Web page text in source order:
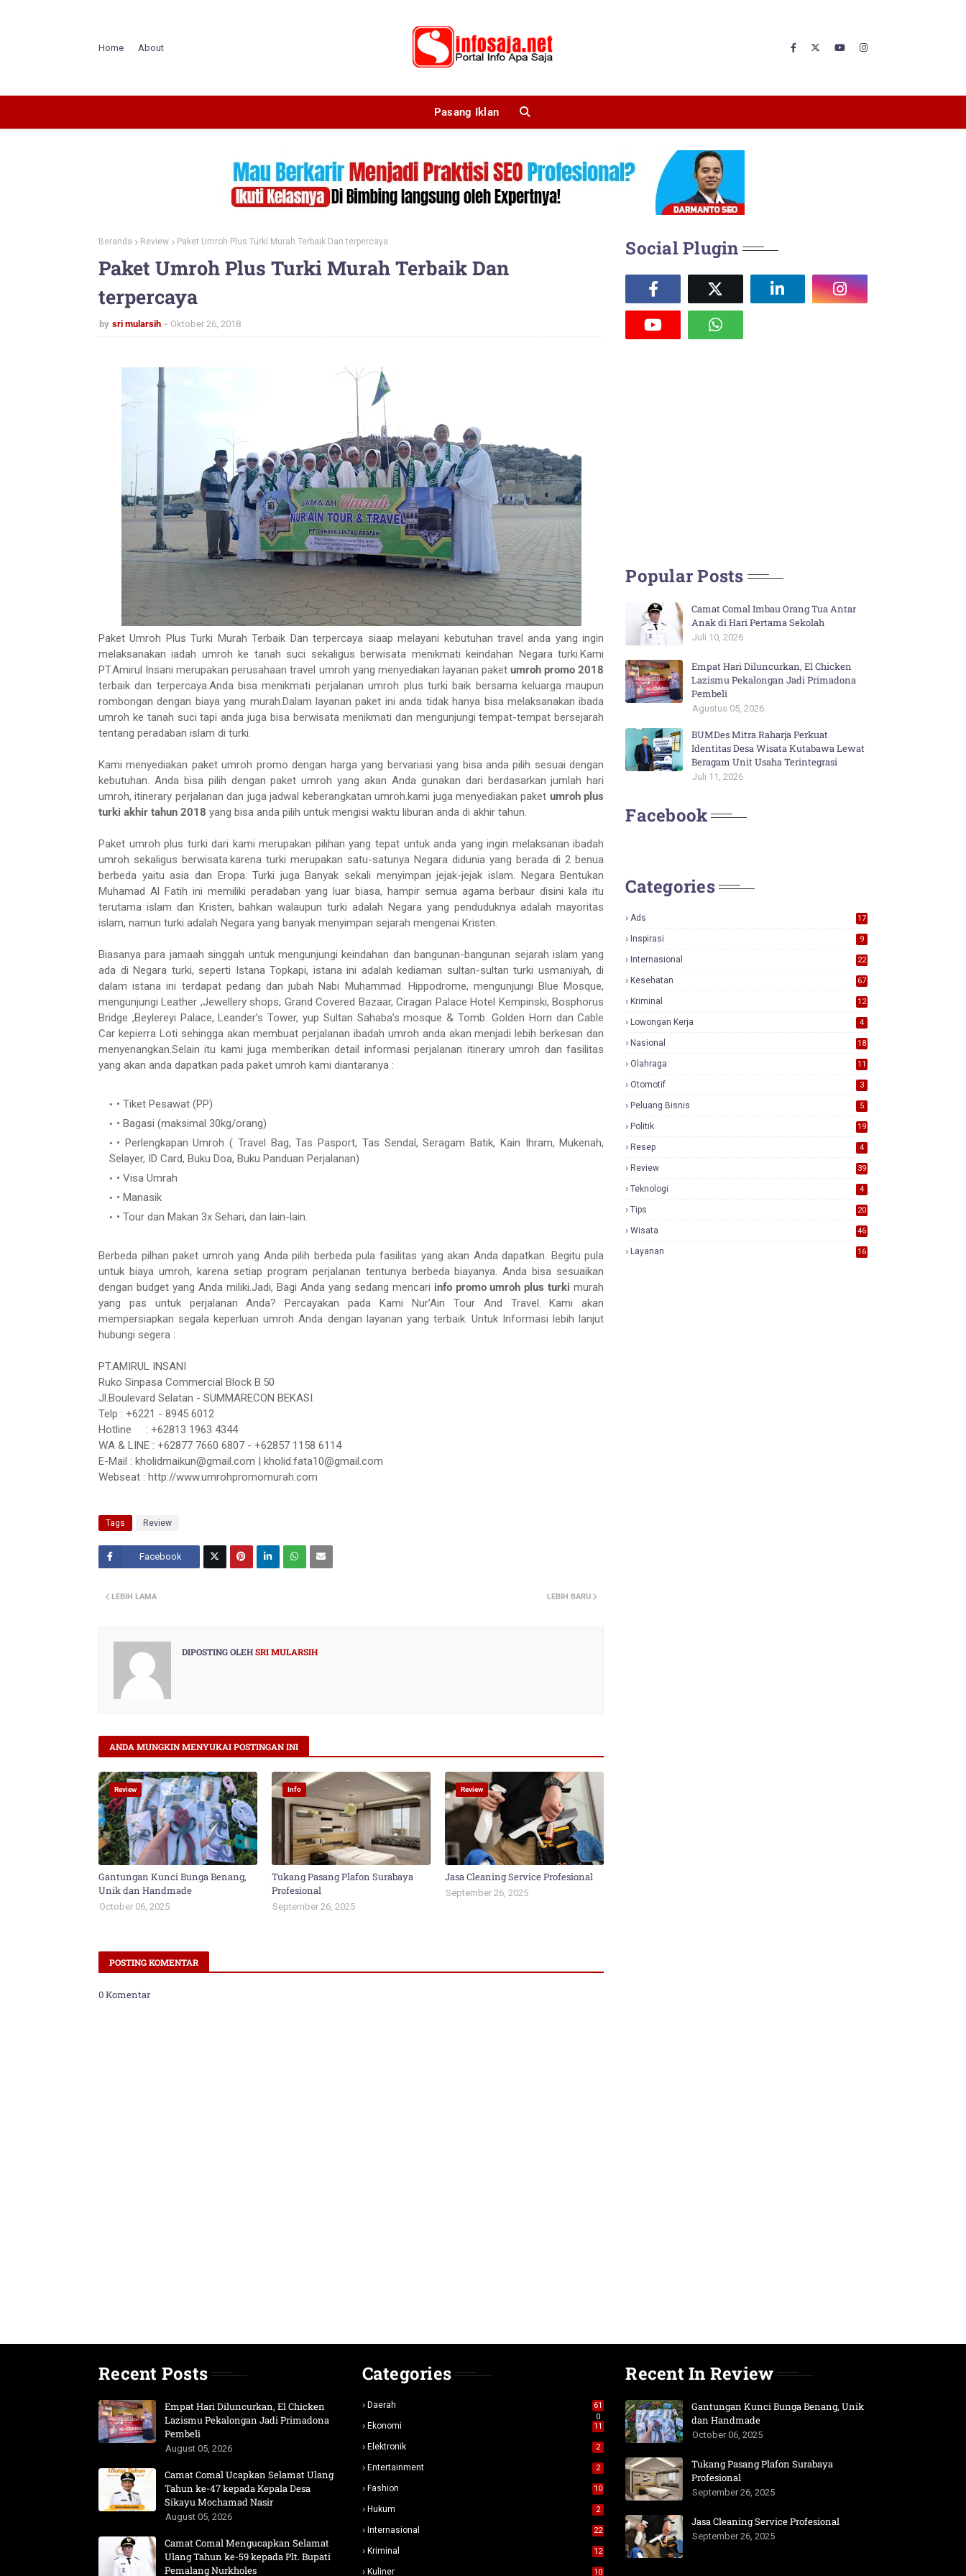
Home About
Pasang Iklan
Beranda Review Paket Umroh Plus Turki Murah Terbaik Dan terpercaya
Paket Umroh Plus Turki Murah Terbaik Dan
terpercaya
by sri mularsih Oktober 26, 2018
Paket Umroh Plus Turki Murah Terbaik Dan terpercaya siaap melayani kebutuhan travel anda yang ingin
melaksanakan iadah umroh ke tanah suci sekaligus berwisata menikmati keindahan Negara turki.Kami
PT.Amirul Insani merupakan perusahaan travel umroh yang menyediakan layanan paketumroh promo 2018
terbaik dan terpercaya.Anda bisa menikmati perjalanan umroh plus turki baik bersama keluarga maupun
rombongan dengan biaya yang murah.Dalam layanan paket ini anda tidak hanya bisa melaksanakan ibada
umroh ke tanah suci tapi anda juga bisa berwisata menikmati dan mengunjungi tempat-tempat bersejarah
tentang peradaban islam di turki.
Kami menyediakan paket umroh promo dengan harga yang bervariasi yang bisa anda pilih sesuai dengan
kebutuhan. Anda bisa pilih dengan paket umroh yang akan Anda gunakan dari berdasarkan jumlah hari
umroh, itinerary perjalanan dan juga jadwal keberangkatan umroh.kami juga menyediakan paket umroh plus
turki akhir tahun 2018 yang bisa anda pilih untuk mengisi waktu liburan anda di akhir tahun.
Paket umroh plus turki dari kami merupakan pilihan yang tepat untuk anda yang ingin melaksanan ibadah
umroh sekaligus berwisata.karena turki merupakan satu-satunya Negara didunia yang berada di 2 benua
berbeda yaitu asia dan Eropa. Turki juga Banyak sekali menyimpan jejak-jejak islam. Negara Bentukan
Muhamad Al Fatih ini memiliki peradaban yang luar biasa, hampir semua agama berbaur disini kala itu
terutama islam dan Kristen, bahkan walaupun turki adalah Negara yang penduduknya adalah mayoritas
islam, namun turki adalah Negara yang banyak menyimpan sejarah mengenai Kristen.
Biasanya para jamaah singgah untuk mengunjungi keindahan dan bangunan-bangunan sejarah islam yang
ada di Negara turki, seperti Istana Topkapi, istana ini adalah kediaman sultan-sultan turki usmaniyah, di
dalam istana ini terdapat pedang dan jubah Nabi Muhammad. Hippodrome, mengunjungi Blue Mosque,
mengunjungi Leather ,Jewellery shops, Grand Covered Bazaar, Ciragan Palace Hotel Kempinski, Bosphorus
Bridge ,Beylereyi Palace, Leander’s Tower, yup Sultan Sahaba’s mosque & Tomb. Golden Horn dan Cable
Car kepierra Loti sehingga akan membuat perjalanan ibadah umroh anda akan menjadi lebih berkesan dan
menyenangkan.Selain itu kami juga memberikan detail informasi perjalanan itinerary umroh dan fasilitas
yang akan anda dapatkan pada paket umroh kami diantaranya :
• Tiket Pesawat (PP)
• Bagasi (maksimal 30kg/orang)
• Perlengkapan Umroh ( Travel Bag, Tas Pasport, Tas Sendal, Seragam Batik, Kain Ihram, Mukenah,
Selayer, ID Card, Buku Doa, Buku Panduan Perjalanan)
• Visa Umrah
• Manasik
• Tour dan Makan 3x Sehari, dan lain-lain.
Berbeda pilhan paket umroh yang Anda pilih berbeda pula fasilitas yang akan Anda dapatkan. Begitu pula
untuk biaya umroh, karena setiap program perjalanan tentunya berbeda biayanya. Anda bisa sesuaikan
dengan budget yang Anda miliki.Jadi, Bagi Anda yang sedang mencari info promo umroh plus turki murah
yang pas untuk perjalanan Anda? Percayakan pada Kami Nur’Ain Tour And Travel. Kami akan
mempersiapkan segala keperluan umroh Anda dengan layanan yang terbaik. Untuk Informasi lebih lanjut
hubungi segera :
PT.AMIRUL INSANI
Ruko Sinpasa Commercial Block B.50
Jl.Boulevard Selatan - SUMMARECON BEKASI.
Telp : +6221 - 8945 6012
Hotline
: +62813 1963 4344
WA & LINE : +62877 7660 6807 - +62857 1158 6114
E-Mail : kholidmaikun@gmail.com | kholid.fata10@gmail.com
Webseat : http://www.umrohpromomurah.com
Tags Review
Facebook
LEBIH BARU
LEBIH LAMA
DIPOSTING OLEHSRI MULARSIH
ANDA MUNGKIN MENYUKAI POSTINGAN INI
Review
Gantungan Kunci Bunga Benang,
Unik dan Handmade
October 06, 2025
Info
Tukang Pasang Plafon Surabaya
Profesional
September 26, 2025
Review
Jasa Cleaning Service Profesional
September 26, 2025
POSTING KOMENTAR
0 Komentar
Social Plugin
Popular Posts
Camat Comal Imbau Orang Tua Antar
Anak di Hari Pertama Sekolah
Juli 10, 2026
Empat Hari Diluncurkan, El Chicken
Lazismu Pekalongan Jadi Primadona
Pembeli
Agustus 05, 2026
BUMDes Mitra Raharja Perkuat
Identitas Desa Wisata Kutabawa Lewat
Beragam Unit Usaha Terintegrasi
Juli 11, 2026
Facebook
Categories
Ads
17
Inspirasi 9
Internasional 22
Kesehatan 67
Kriminal 12
Lowongan Kerja 4
Nasional
18
Olahraga 11
Otomotif 3
Peluang Bisnis 5
Politik 19
Resep 4
Review
39
Teknologi 4
Tips 20
Wisata 46
Layanan 16
Recent Posts
Empat Hari Diluncurkan, El Chicken
Lazismu Pekalongan Jadi Primadona
Pembeli
August 05, 2026
Camat Comal Ucapkan Selamat Ulang
Tahun ke-47 kepada Kepala Desa
Sikayu Mochamad Nasir
August 05, 2026
Camat Comal Mengucapkan Selamat
Ulang Tahun ke-59 kepada Plt. Bupati
Pemalang Nurkholes
Categories
Daerah
61
0
Ekonomi 11
Elektronik 2
Entertainment 2
Fashion 10
Hukum 2
Internasional 22
Kriminal 12
Kuliner 10
Recent In Review
Gantungan Kunci Bunga Benang, Unik
dan Handmade
October 06, 2025
Tukang Pasang Plafon Surabaya
Profesional
September 26, 2025
Jasa Cleaning Service Profesional
September 26, 2025